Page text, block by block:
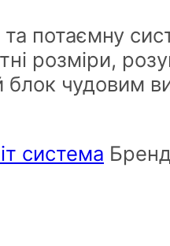
потаємну
розміри,
блок чудовим
система